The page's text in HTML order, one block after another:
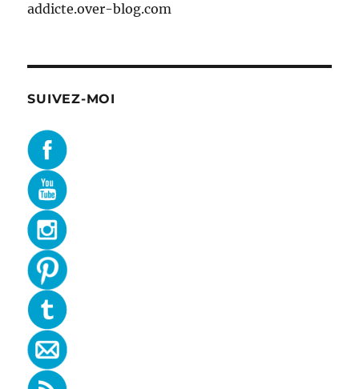
addicte.over-blog.com
SUIVEZ-MOI